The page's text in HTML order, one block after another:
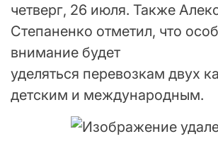
четверг, 26 июля. Также
Степаненко отметил, что
внимание будет
уделяться перевозкам двух
детским и международным.